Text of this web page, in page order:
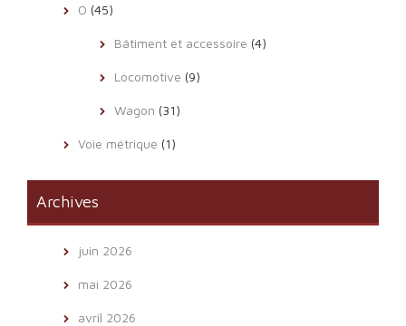
O (45)
Bâtiment et accessoire (4)
Locomotive (9)
Wagon (31)
Voie métrique (1)
Archives
juin 2026
mai 2026
avril 2026